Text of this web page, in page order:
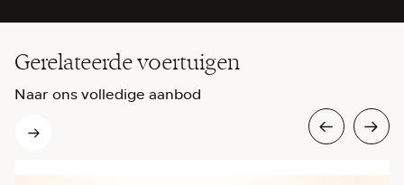
Gerelateerde voertuigen
Naar ons volledige aanbod